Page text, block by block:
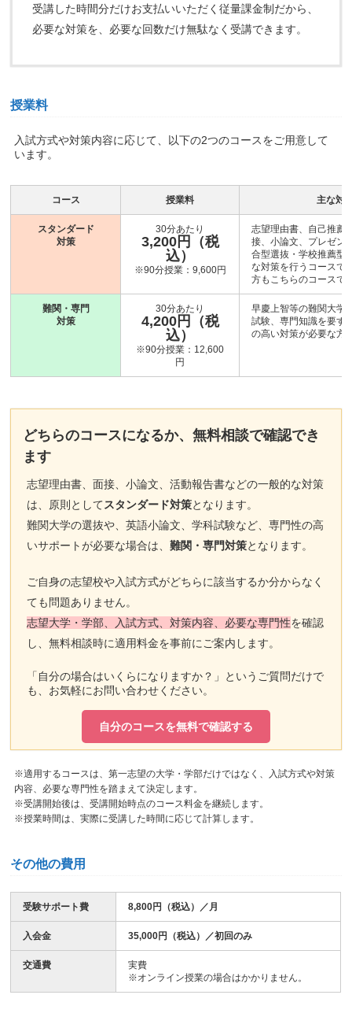
受講した時間分だけお支払いいただく従量課金制だから、
必要な対策を、必要な回数だけ無駄なく受講できます。
授業料
入試方式や対策内容に応じて、以下の2つのコースをご用意して
います。
コース 授業料 主な対
スタンダード
対策
30分あたり
3,200円（税
込）
※90分授業：9,600円
志望理由書、自己推薦
接、小論文、プレゼン
合型選抜・学校推薦型
な対策を行うコースで
方もこちらのコースで
難関・専門
対策
30分あたり
4,200円（税
込）
※90分授業：12,600
円
早慶上智等の難関大学
試験、専門知識を要す
の高い対策が必要な方
どちらのコースになるか、無料相談で確認でき
ます
志望理由書、面接、小論文、活動報告書などの一般的な対策
は、原則としてスタンダード対策となります。
難関大学の選抜や、英語小論文、学科試験など、専門性の高
いサポートが必要な場合は、難関・専門対策となります。
ご自身の志望校や入試方式がどちらに該当するか分からなく
ても問題ありません。
志望大学・学部、入試方式、対策内容、必要な専門性を確認
し、無料相談時に適用料金を事前にご案内します。
「自分の場合はいくらになりますか？」というご質問だけで
も、お気軽にお問い合わせください。
自分のコースを無料で確認する
※適用するコースは、第一志望の大学・学部だけではなく、入試方式や対策
内容、必要な専門性を踏まえて決定します。
※受講開始後は、受講開始時点のコース料金を継続します。
※授業時間は、実際に受講した時間に応じて計算します。
その他の費用
受験サポート費 8,800円（税込）／月
入会金 35,000円（税込）／初回のみ
交通費
実費
※オンライン授業の場合はかかりません。